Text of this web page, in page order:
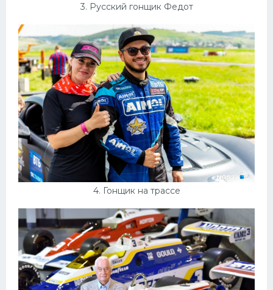
3. Русский гонщик Федот
4. Гонщик на трассе